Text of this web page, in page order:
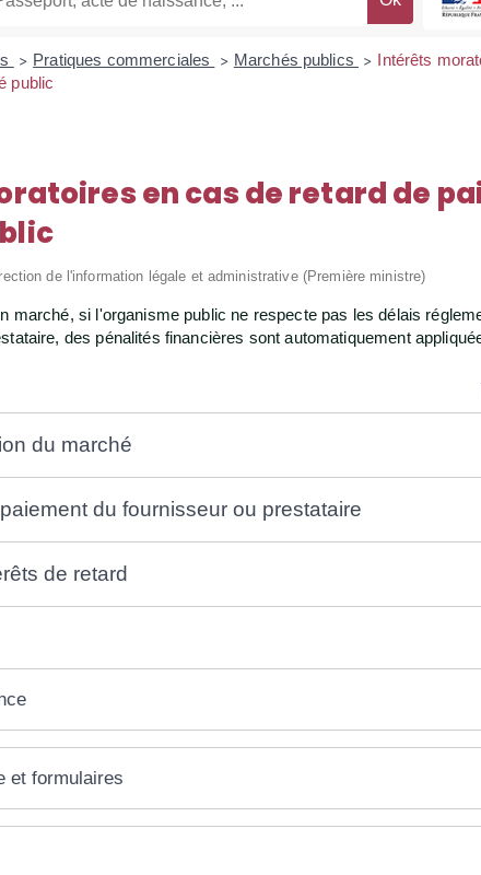
> Pratiques commerciales > Marchés publics > Intérêts
public
en cas de retard de
de l'information légale et administrative (Première ministre)
marché, si l'organisme public ne respecte pas les délais
des pénalités financières sont automatiquement
du marché
du fournisseur ou prestataire
de retard
et formulaires